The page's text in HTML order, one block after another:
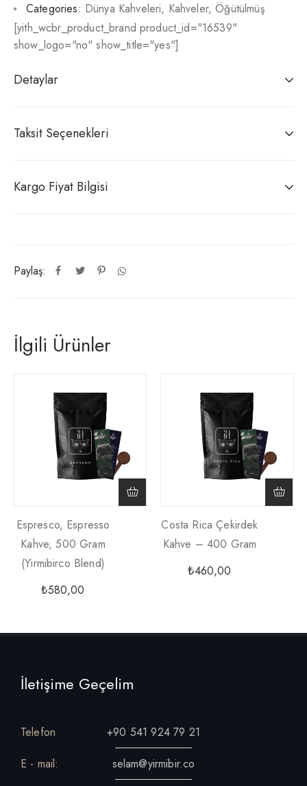
Paylaş:
Categories: Dünya Kahveleri, Kahveler,Öğütülmüş
[yith_wcbr_product_brand product_id="16539"
show_logo="no" show_title="yes"]
Detaylar
Taksit Seçenekleri
Kargo Fiyat Bilgisi
İlgili Ürünler
Espresco, Espresso
Kahve, 500 Gram
(yirmibirco Blend)
₺580,00
Costa Rica Çekirdek
Kahve – 400 Gram
₺460,00
İletişime Geçelim
Telefon
+90 541 924 79 21
E - mail:
selam@yirmibir.co